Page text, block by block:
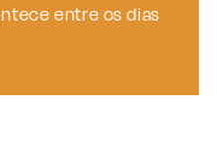
entre os dias